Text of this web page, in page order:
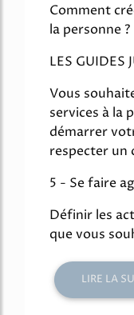
Comment
la personne ?
LES GUIDES
Vous
services à la
démarrer
respecter un
5 - Se faire
Définir les
que vous
LIRE LA